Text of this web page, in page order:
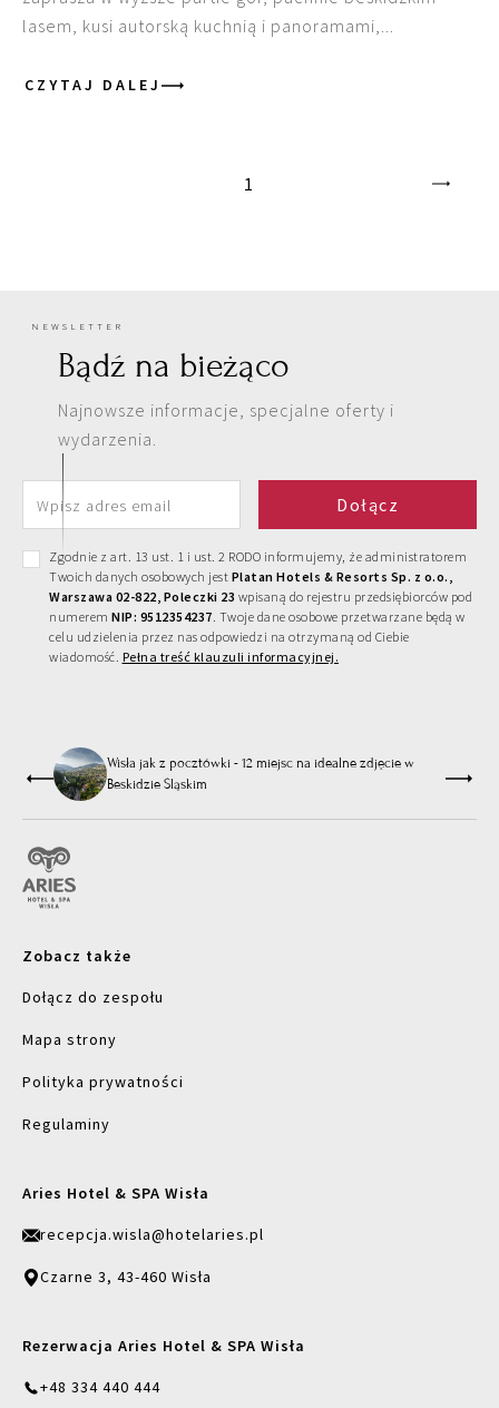
lasem, kusi autorską kuchnią i panoramami,...
CZYTAJ DALEJ
1
NEWSLETTER
Bądź na bieżąco
Najnowsze informacje, specjalne oferty i
wydarzenia.
Zgodnie z art. 13 ust. 1 i ust. 2 RODO informujemy, że administratorem
Twoich danych osobowych jest Platan Hotels & Resorts Sp. z o.o.,
Warszawa 02-822, Poleczki 23 wpisaną do rejestru przedsiębiorców pod
numerem NIP: 9512354237. Twoje dane osobowe przetwarzane będą w
celu udzielenia przez nas odpowiedzi na otrzymaną od Ciebie
wiadomość. Pełna treść klauzuli informacyjnej.
Wisła jak z pocztówki - 12 miejsc na idealne zdjęcie w
Beskidzie Śląskim
Zobacz także
Dołącz do zespołu
Mapa strony
Polityka prywatności
Regulaminy
Aries Hotel & SPA Wisła
recepcja.wisla@hotelaries.pl
Czarne 3, 43-460 Wisła
Rezerwacja Aries Hotel & SPA Wisła
+48 334 440 444